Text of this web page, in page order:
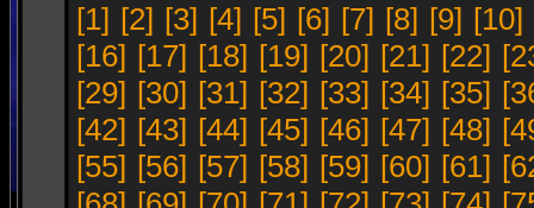
[1] [2] [3] [4] [5] [6] [7] [8] [9] [10]
[16] [17] [18] [19] [20] [21] [22]
[29] [30] [31] [32] [33] [34] [35]
[42] [43] [44] [45] [46] [47] [48]
[55] [56] [57] [58] [59] [60] [61]